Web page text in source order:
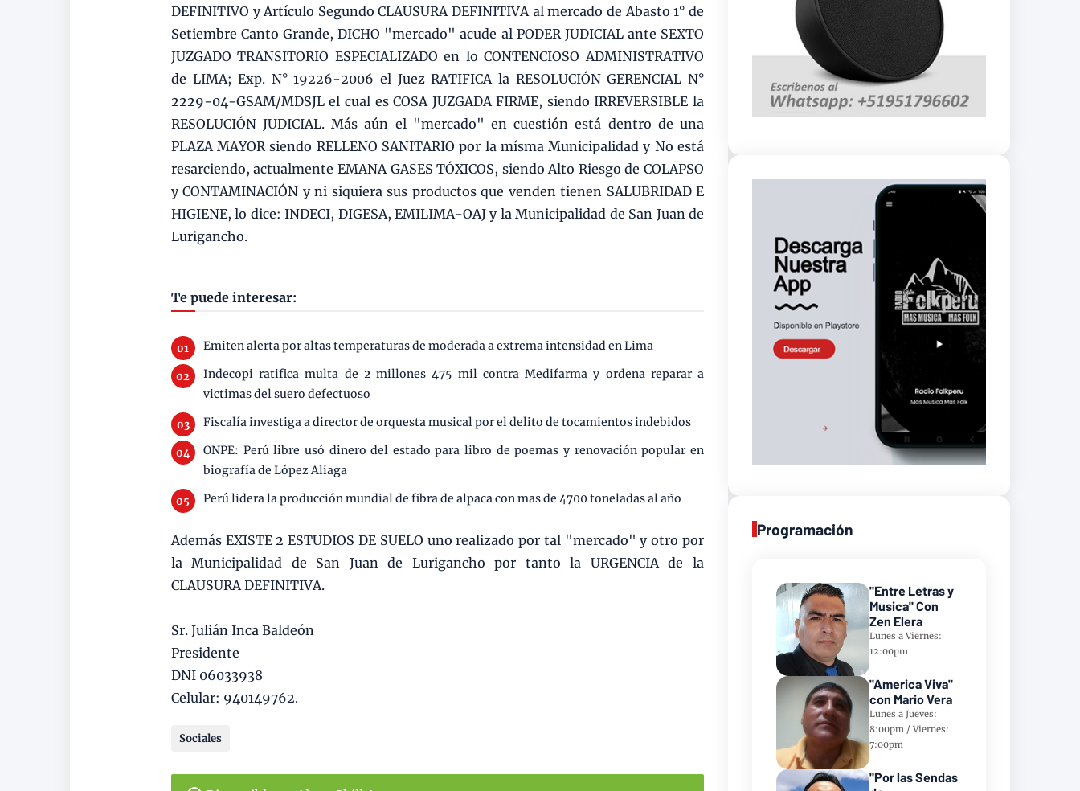
DEFINITIVO y Artículo Segundo CLAUSURA DEFINITIVA al mercado de Abasto 1° de
Setiembre Canto Grande, DICHO "mercado" acude al PODER JUDICIAL ante SEXTO
JUZGADO TRANSITORIO ESPECIALIZADO en lo CONTENCIOSO ADMINISTRATIVO
de LIMA; Exp. N° 19226-2006 el Juez RATIFICA la RESOLUCIÓN GERENCIAL N°
2229-04-GSAM/MDSJL el cual es COSA JUZGADA FIRME, siendo IRREVERSIBLE la
RESOLUCIÓN JUDICIAL. Más aún el "mercado" en cuestión está dentro de una
PLAZA MAYOR siendo RELLENO SANITARIO por la mísma Municipalidad y No está
resarciendo, actualmente EMANA GASES TÓXICOS, siendo Alto Riesgo de COLAPSO
y CONTAMINACIÓN y ni siquiera sus productos que venden tienen SALUBRIDAD E
HIGIENE, lo dice: INDECI, DIGESA, EMILIMA-OAJ y la Municipalidad de San Juan de
Lurigancho.
Te puede interesar:
Emiten alerta por altas temperaturas de moderada a extrema intensidad en Lima
Indecopi ratifica multa de 2 millones 475 mil contra Medifarma y ordena reparar a
victimas del suero defectuoso
Fiscalía investiga a director de orquesta musical por el delito de tocamientos indebidos
ONPE: Perú libre usó dinero del estado para libro de poemas y renovación popular en
biografía de López Aliaga
Perú lidera la producción mundial de fibra de alpaca con mas de 4700 toneladas al año
Además EXISTE 2 ESTUDIOS DE SUELO uno realizado por tal "mercado" y otro por
la Municipalidad de San Juan de Lurigancho por tanto la URGENCIA de la
CLAUSURA DEFINITIVA.
Sr. Julián Inca Baldeón
Presidente
DNI 06033938
Celular: 940149762.
Sociales
Programación
"Entre Letras y
Musica" Con
Zen Elera
Lunes a Viernes:
12:00pm
"America Viva"
con Mario Vera
Lunes a Jueves:
8:00pm / Viernes:
7:00pm
"Por las Sendas